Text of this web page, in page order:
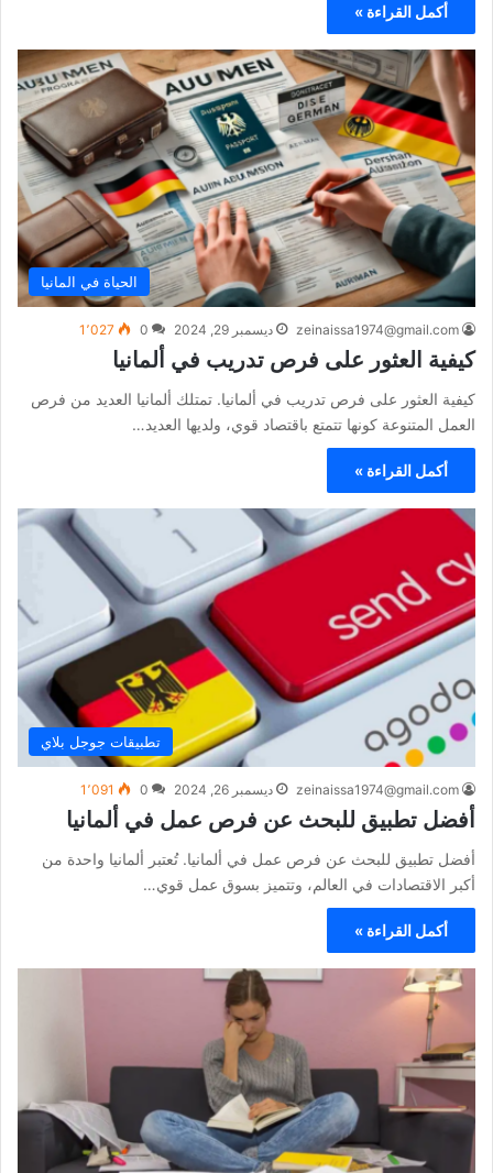
أكمل القراءة »
الحياة في المانيا
zeinaissa1974@gmail.com ديسمبر 29, 2024 0 1٬027
كيفية العثور على فرص تدريب في ألمانيا
كيفية العثور على فرص تدريب في ألمانيا. تمتلك ألمانيا العديد من فرص
العمل المتنوعة كونها تتمتع باقتصاد قوي، ولديها العديد…
أكمل القراءة »
تطبيقات جوجل بلاي
zeinaissa1974@gmail.com ديسمبر 26, 2024 0 1٬091
أفضل تطبيق للبحث عن فرص عمل في ألمانيا
أفضل تطبيق للبحث عن فرص عمل في ألمانيا. تُعتبر ألمانيا واحدة من
أكبر الاقتصادات في العالم، وتتميز بسوق عمل قوي…
أكمل القراءة »